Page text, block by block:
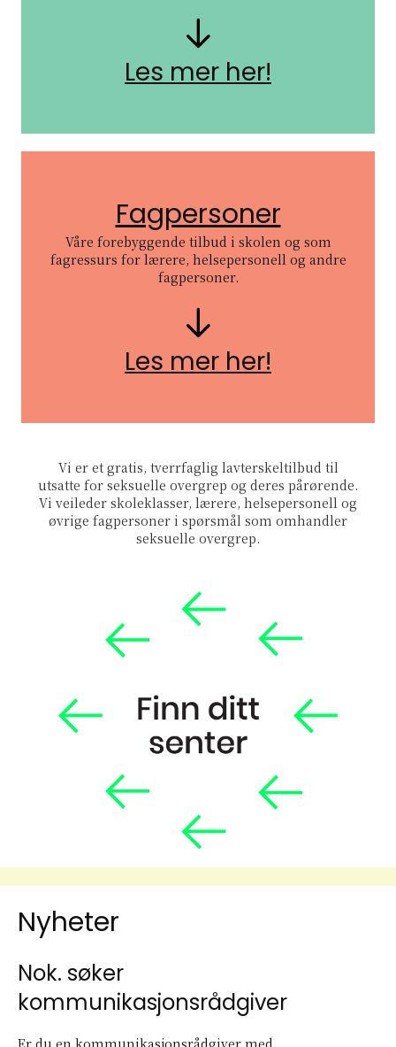
Pil nedover
Les mer her!
Fagpersoner
Våre forebyggende tilbud i skolen og som
fagressurs for lærere, helsepersonell og andre
fagpersoner.
Pil nedover
Les mer her!
Vi er et gratis, tverrfaglig lavterskeltilbud til
utsatte for seksuelle overgrep og deres pårørende.
Vi veileder skoleklasser, lærere, helsepersonell og
øvrige fagpersoner i spørsmål som omhandler
seksuelle overgrep.
Nyheter
Nok. søker
kommunikasjonsrådgiver
Er du en kommunikasjonsrådgiver med